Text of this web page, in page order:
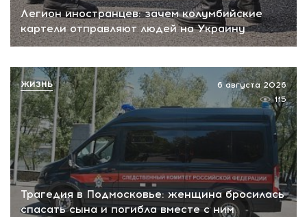
Легион иностранцев: зачем колумбийские
картели отправляют людей на Украину
Трагедия в Подмосковье: женщина бросилась
спасать сына и погибла вместе с ним
6 августа 2026
115
ЖИЗНЬ